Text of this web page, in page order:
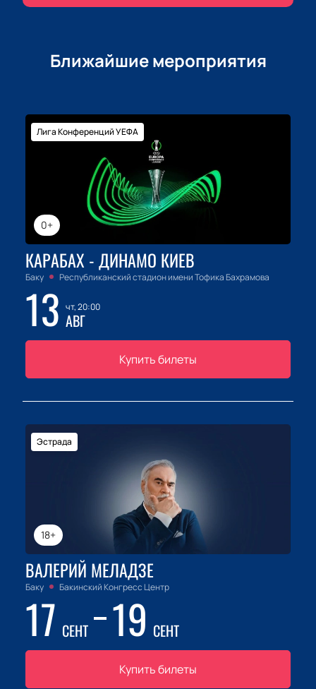
Ближайшие мероприятия
0+
Лига Конференций УЕФА
КАРАБАХ - ДИНАМО КИЕВ
Баку Республиканский стадион имени Тофика Бахрамова
13 чт, 20:00
АВГ
Купить билеты
18+
Эстрада
ВАЛЕРИЙ МЕЛАДЗЕ
Баку Бакинский Конгресс Центр
17 СЕНТ 19 СЕНТ
Купить билеты